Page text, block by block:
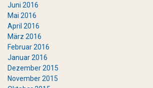
Juni 2016
Mai 2016
April 2016
März 2016
Februar 2016
Januar 2016
Dezember 2015
November 2015